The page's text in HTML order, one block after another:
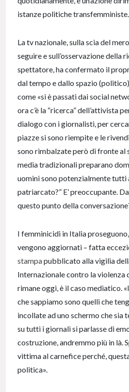
istanze politiche transfemministe.
La tv nazionale, sulla scia del
seguire e sull’osservazione della
spettatore, ha confermato il
dal tempo e dallo spazio
come «si è passati dai social
ora c’è la “ricerca” dell’attivista
dialogo con i giornalisti, per
piazze si sono riempite e le
sono rimbalzate però di fronte al
media tradizionali preparano
uomini sono potenzialmente tutti
patriarcato?” E’ preoccupante.
questo punto della
I femminicidi in Italia
vengono aggiornati – fatta
stampapubblicato alla vigilia
Internazionale contro la violenza
rimane oggi, è il caso mediatico.
che sappiamo sono quelli che
incollate ad uno schermo che sia
su tutti i giornali si parlasse di
costruzione, andremmo più in là.
vittima al carnefice perché,
politica».